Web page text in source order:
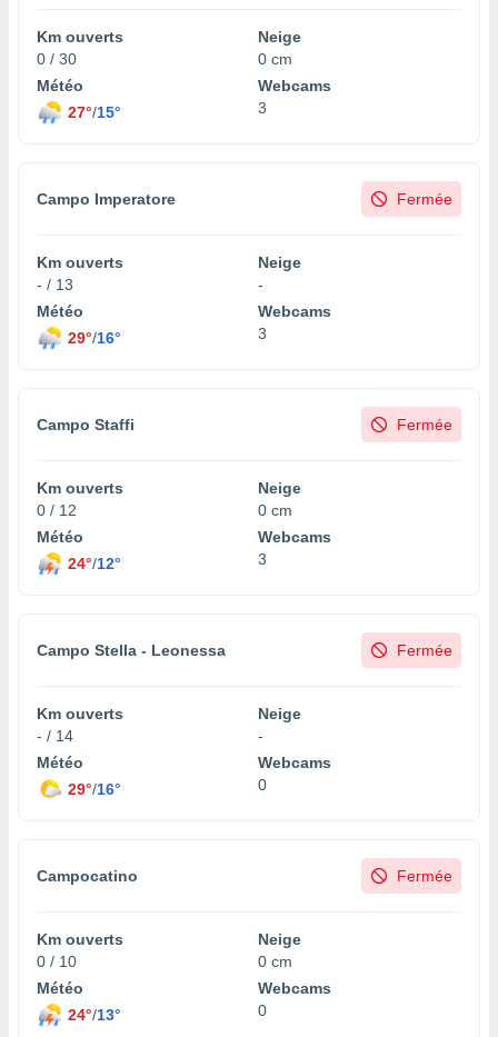
Km ouverts
0 / 30
Neige
0 cm
Météo
27°/15°
Webcams
3
Campo Imperatore Fermée
Km ouverts
- / 13
Neige
-
Météo
29°/16°
Webcams
3
Campo Staffi Fermée
Km ouverts
0 / 12
Neige
0 cm
Météo
24°/12°
Webcams
3
Campo Stella - Leonessa Fermée
Km ouverts
- / 14
Neige
-
Météo
29°/16°
Webcams
0
Campocatino Fermée
Km ouverts
0 / 10
Neige
0 cm
Météo
24°/13°
Webcams
0